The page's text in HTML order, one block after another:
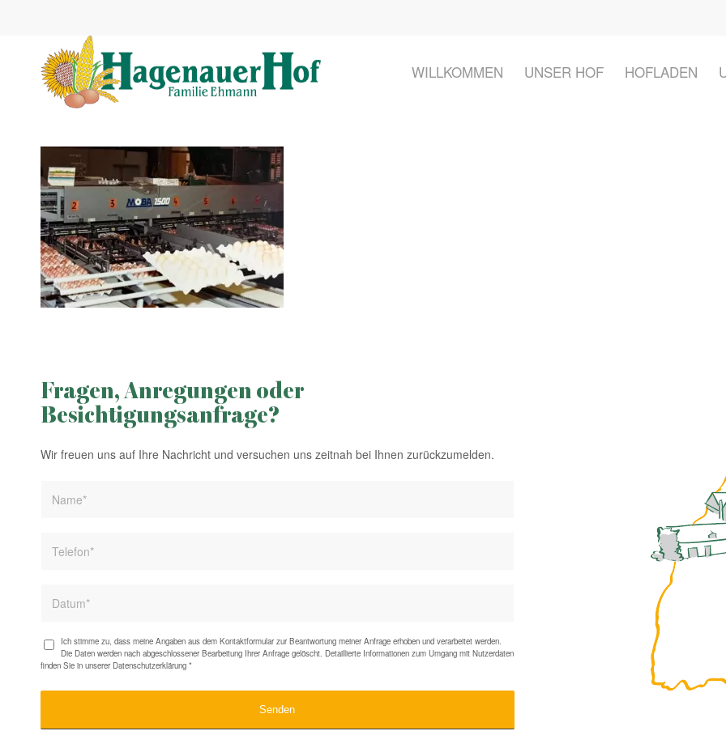
WILLKOMMEN UNSER HOF HOFLADEN
Fragen, Anregungen oder
Besichtigungsanfrage?
Wir freuen uns auf Ihre Nachricht und versuchen uns zeitnah bei Ihnen zurückzumelden.
Ich stimme zu, dass meine Angaben aus dem Kontaktformular zur Beantwortung meiner Anfrage erhoben und verarbeitet werden.
Die Daten werden nach abgeschlossener Bearbeitung Ihrer Anfrage gelöscht. Detaillierte Informationen zum Umgang mit Nutzerdaten
finden Sie in unserer Datenschutzerklärung *